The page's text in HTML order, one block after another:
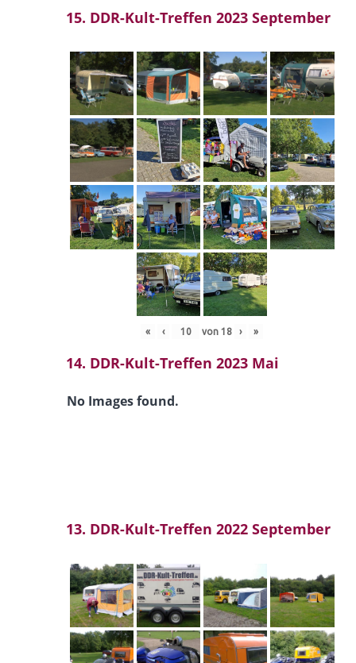
15. DDR-Kult-Treffen 2023 September
« ‹ von 18 › »
14. DDR-Kult-Treffen 2023 Mai
No Images found.
13. DDR-Kult-Treffen 2022 September